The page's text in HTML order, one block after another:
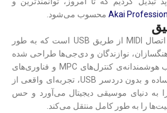
Akai محسوب می‌شود.
MPD218 یک پد کنترلر با اتصال MIDI از طریق USB است که به طور
نوازندگان و دی‌جی‌ها طراحی شده
است. این دستگاه با ترکیب هوشمندانه‌ی کنترل‌های MPC و فناوری‌های
پیشرفته، همراه با اتصال ساده و بدون دردسر USB، تجربه‌ای واقعی از
به دنیای موسیقی دیجیتال می‌آورد و حس
را به طور کامل منتقل می‌کند.